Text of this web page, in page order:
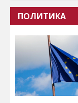
ПОЛИТИКА